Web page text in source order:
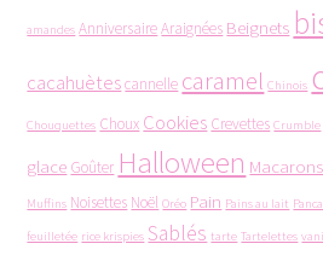
amandes AnniversaireAraignées Beignets
cacahuètescannelle caramel Chinois
Chouquettes Choux Cookies Crevettes Crumble
glace Goûter Halloween Macarons
Muffins Noisettes Noël Oréo Pain Pains au lait
feuilletée rice krispies Sablés tarte Tartelettes